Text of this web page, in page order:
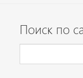
Поиск по